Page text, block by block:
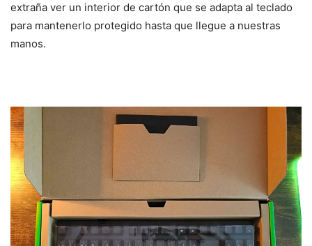
extraña ver un interior de cartón que se adapta al teclado
para mantenerlo protegido hasta que llegue a nuestras
manos.